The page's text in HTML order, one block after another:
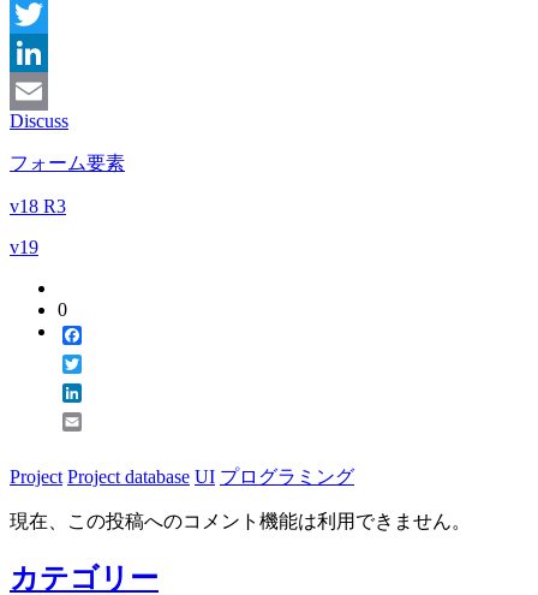
Facebook
Twitter
LinkedIn
Email
Discuss
フォーム要素
v18 R3
v19
0
Project Project database UI プログラミング
現在、この投稿へのコメント機能は利用できません。
カテゴリー